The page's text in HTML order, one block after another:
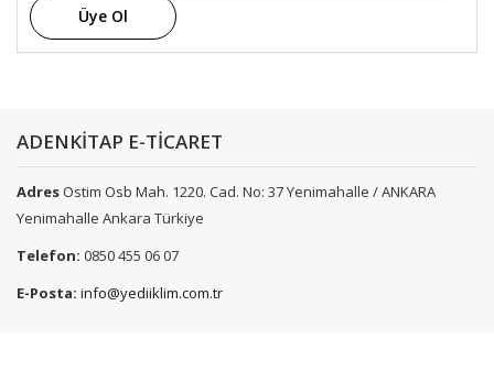
Üye Ol
ADENKİTAP E-TİCARET
AdresOstim Osb Mah. 1220. Cad. No: 37 Yenimahalle / ANKARA
Yenimahalle Ankara Türkiye
Telefon: 0850 455 06 07
E-Posta: info@yediiklim.com.tr